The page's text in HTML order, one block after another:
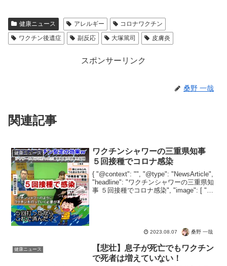
健康ニュース アレルギー
コロナワクチン
ワクチン後遺症
副反応 大塚篤司 皮膚炎
スポンサーリンク
桑野 一哉
関連記事
健康ニュース
ワクチンシャワーの三重県知事
５回接種でコロナ感染
{ "@context": "", "@type": "NewsArticle",
"headline": "ワクチンシャワーの三重県知
事 ５回接種でコロナ感染", "image": [ "" ],
2023.08.07 桑野 一哉
健康ニュース
【悲壮】息子が死亡でもワクチン
で死者は増えていない！